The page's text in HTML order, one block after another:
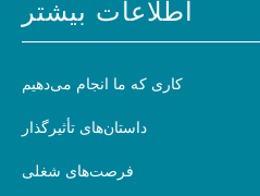
اطلاعات بیشتر
کاری که ما انجام می‌دهیم
داستان‌های تأثیرگذار
فرصت‌های شغلی